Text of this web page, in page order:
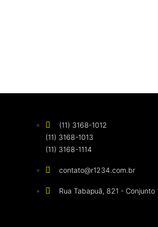
(11) 3168-1012
(11) 3168-1013
(11) 3168-1114
contato@r1234.com.br
Rua Tabapuã, 821 - Conjunto